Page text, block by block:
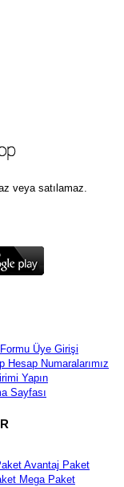
veya satılamaz.
Üye Girişi
Hesap Numaralarımız
Yapın
Sayfası
Avantaj Paket
Mega Paket